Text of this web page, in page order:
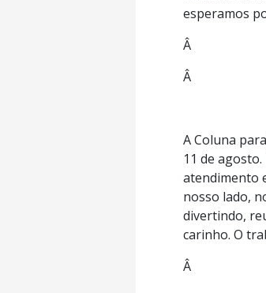
esperamos
Â
Â
A Coluna
11 de
atendimento
nosso lado,
divertindo,
carinho. O
Â